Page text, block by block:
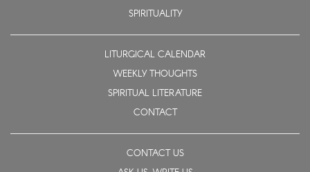
SPIRITUALITY
LITURGICAL CALENDAR
WEEKLY THOUGHTS
SPIRITUAL LITERATURE
CONTACT
CONTACT US